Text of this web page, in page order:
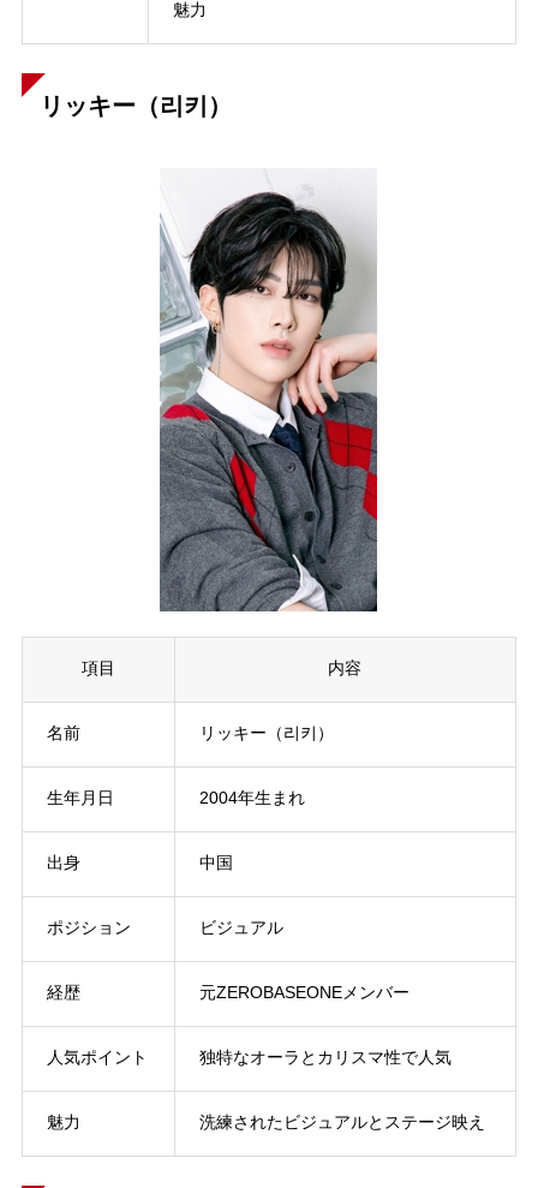
魅力
リッキー（리키）
項目 内容
名前 リッキー（리키）
生年月日 2004年生まれ
出身 中国
ポジション ビジュアル
経歴 元ZEROBASEONEメンバー
人気ポイント 独特なオーラとカリスマ性で人気
魅力 洗練されたビジュアルとステージ映え